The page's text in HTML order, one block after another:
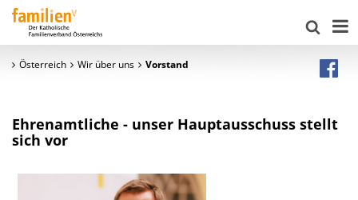
Österreich Wir über uns Vorstand
Ehrenamtliche - unser Hauptausschuss stellt
sich vor